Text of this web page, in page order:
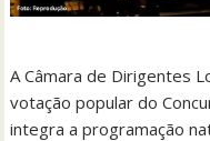
A Câmara de Dirigentes
votação popular do
integra a programação